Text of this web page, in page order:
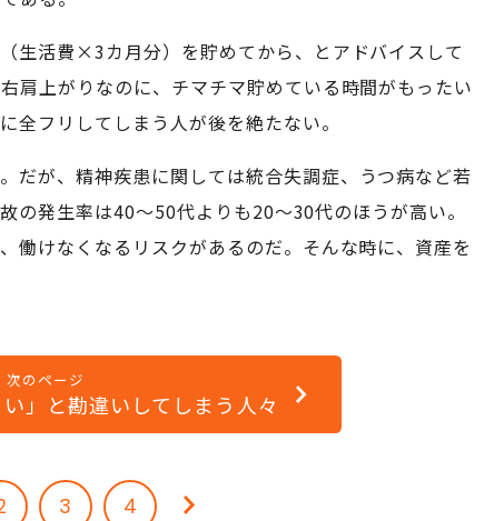
生活費×3カ月分）を貯めてから、とアドバイスして
肩上がりなのに、チマチマ貯めている時間がもったい
全フリしてしまう人が後を絶たない。
だが、精神疾患に関しては統合失調症、うつ病など若
の発生率は40～50代よりも20～30代のほうが高い。
働けなくなるリスクがあるのだ。そんな時に、資産を
次のページ
」と勘違いしてしまう人々
3 4